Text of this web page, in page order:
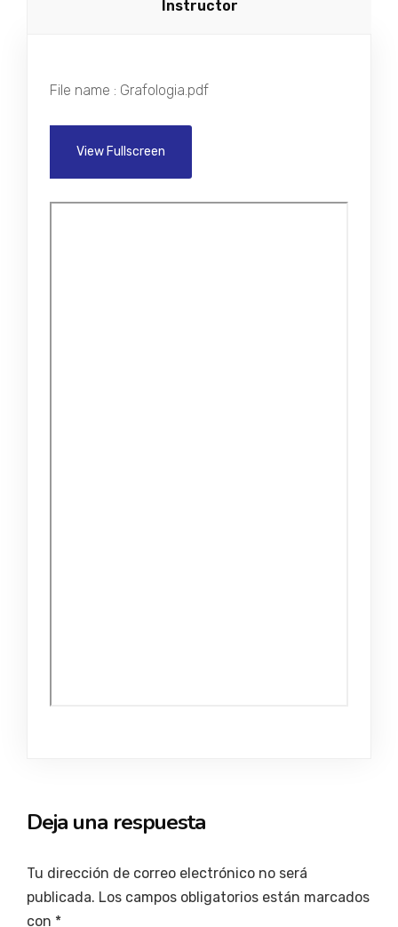
Instructor
File name : Grafologia.pdf
View Fullscreen
Deja una respuesta
Tu dirección de correo electrónico no ser
publicada. Los campos obligatorios están marcados
con *